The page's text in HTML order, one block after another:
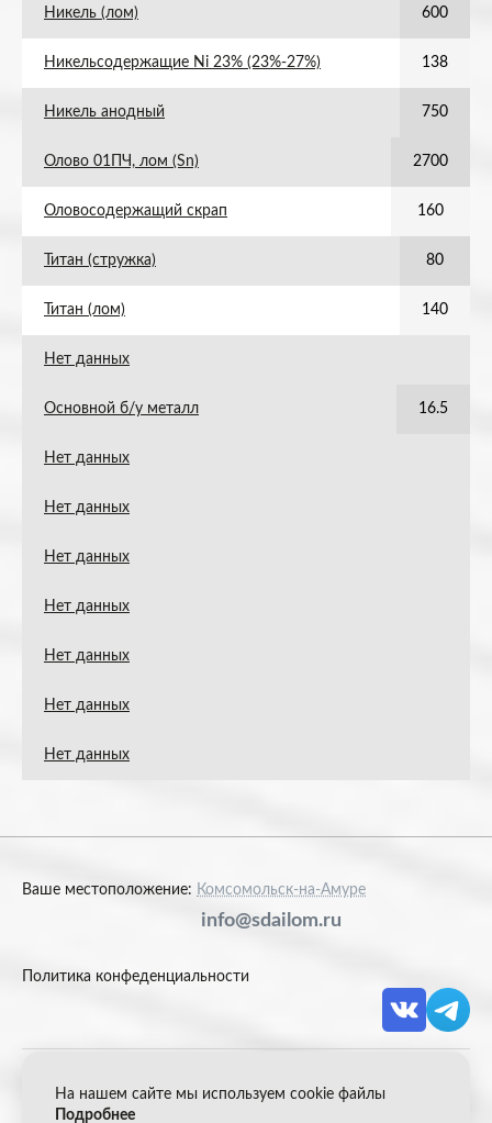
Никель (лом) 600
Никельсодержащие Ni 23% (23%-27%) 138
Никель анодный 750
Олово 01ПЧ, лом (Sn) 2700
Оловосодержащий скрап 160
Титан (стружка) 80
Титан (лом) 140
Нет данных
Основной б/у металл 16.5
Нет данных
Нет данных
Нет данных
Нет данных
Нет данных
Нет данных
Нет данных
Ваше местоположение: Комсомольск-на-Амуре
info@sdailom.ru
Политика конфеденциальности
© 2026 Акрон Скрап
На нашем сайте мы используем cookie файлы
Подробнее